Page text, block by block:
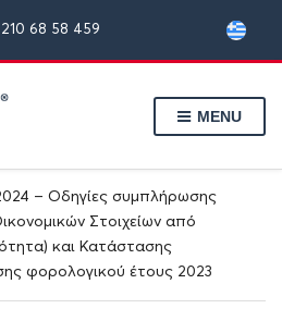
210 68 58 459
MENU
– Οδηγίες συμπλήρωσης
Στοιχείων από
και Κατάστασης
φορολογικού έτους 2023